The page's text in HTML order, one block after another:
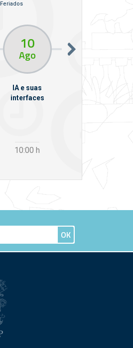
Feriados
10
Ago
IA e suas
interfaces
10:00 h